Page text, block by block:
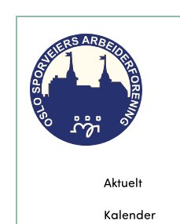
Aktuelt
Kalender